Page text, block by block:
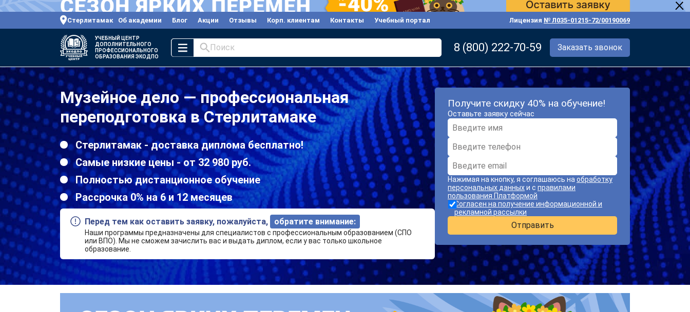
Стерлитамак Об академии Блог Акции Отзывы Корп. клиентам Контакты Учебный портал Лицензия № Л035-01215-72/00190069
УЧЕБНЫЙ ЦЕНТР
ДОПОЛНИТЕЛЬНОГО
ПРОФЕССИОНАЛЬНОГО
ОБРАЗОВАНИЯ ЭКОДПО
Поиск 8 (800) 222-70-59 Заказать звонок
Музейное дело — профессиональная
переподготовка в Стерлитамаке
Стерлитамак - доставка диплома бесплатно!
Самые низкие цены - от 32 980 руб.
Полностью дистанционное обучение
Рассрочка 0% на 6 и 12 месяцев
Перед тем как оставить заявку, пожалуйста, обратите внимание:
Наши программы предназначены для специалистов с профессиональным образованием (СПО
или ВПО). Мы не сможем зачислить вас и выдать диплом, если у вас только школьное
образование.
Получите скидку 40% на обучение!
Оставьте заявку сейчас
Нажимая на кнопку, я соглашаюсь на обработку
персональных данныхи с правилами
пользования Платформой
Согласен на получение информационной и
рекламной рассылки
Отправить